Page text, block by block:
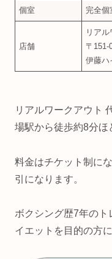
個室 完全個
店舗
リア
〒151-
伊藤ハ
リアルワークアウト
場駅から徒歩約8分ほ
料金はチケット制に
引になります。
ボクシング歴7年の
イエットを目的の方